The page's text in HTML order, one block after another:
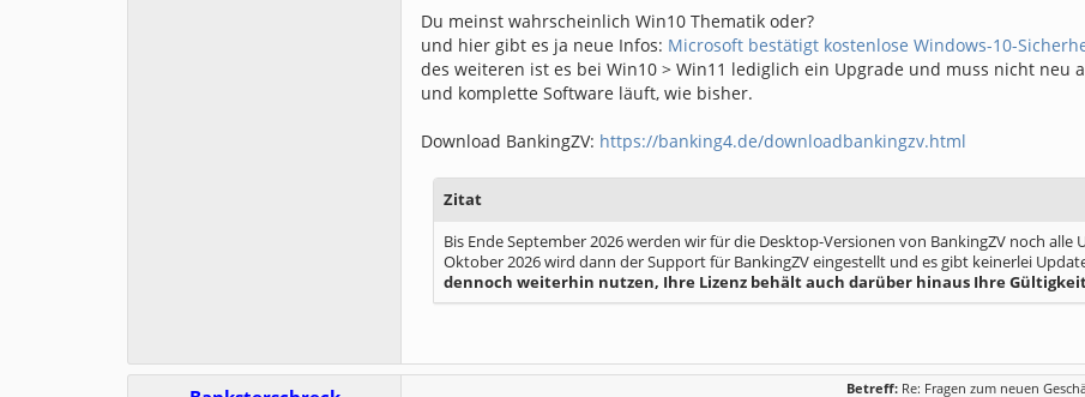
Du meinst wahrscheinlich Win10 Thematik oder?
und hier gibt es ja neue Infos: Microsoft bestätigt kostenlose Windows-10-
des weiteren ist es bei Win10 > Win11 lediglich ein Upgrade und muss nicht neu
und komplette Software läuft, wie bisher.
Download BankingZV: https://banking4.de/downloadbankingzv.html
Zitat
Bis Ende September 2026 werden wir für die Desktop-Versionen von BankingZV noch
Oktober 2026 wird dann der Support für BankingZV eingestellt und es gibt keinerlei
dennoch weiterhin nutzen, Ihre Lizenz behält auch darüber hinaus Ihre
Betreff: Re: Fragen zum neuen